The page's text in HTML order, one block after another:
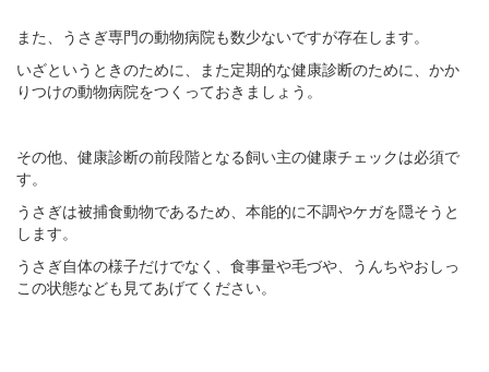
また、うさぎ専門の動物病院も数少ないですが存在します。
いざというときのために、また定期的な健康診断のために、かか
りつけの動物病院をつくっておきましょう。
その他、健康診断の前段階となる飼い主の健康チェックは必須で
す。
うさぎは被捕食動物であるため、本能的に不調やケガを隠そうと
します。
うさぎ自体の様子だけでなく、食事量や毛づや、うんちやおしっ
この状態なども見てあげてください。